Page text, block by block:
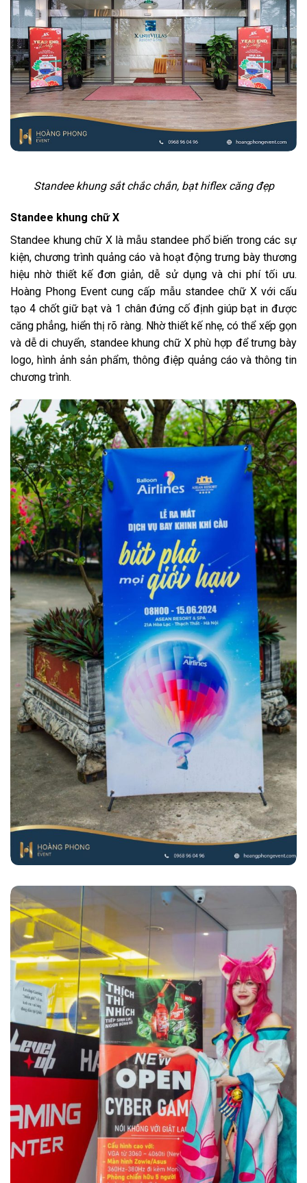
Standee khung sắt chắc chắn, bạt hiflex căng đẹp
Standee khung chữ X
Standee khung chữ X là mẫu standee phổ biến trong các sự
kiện, chương trình quảng cáo và hoạt động trưng bày thương
hiệu nhờ thiết kế đơn giản, dễ sử dụng và chi phí tối ưu.
Hoàng Phong Event cung cấp mẫu standee chữ X với cấu
tạo 4 chốt giữ bạt và 1 chân đứng cố định giúp bạt in được
căng phẳng, hiển thị rõ ràng. Nhờ thiết kế nhẹ, có thể xếp gọn
và dễ di chuyển, standee khung chữ X phù hợp để trưng bày
logo, hình ảnh sản phẩm, thông điệp quảng cáo và thông tin
chương trình.